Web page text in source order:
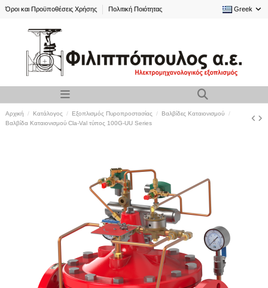
Όροι και Προϋποθέσεις Χρήσης Πολιτική Ποιότητας Greek
Αρχική Κατάλογος Εξοπλισμός Πυροπροστασίας
Βαλβίδες Καταιονισμού
Βαλβίδα Καταιονισμού Cla-Val τύπος 100G-UU Series